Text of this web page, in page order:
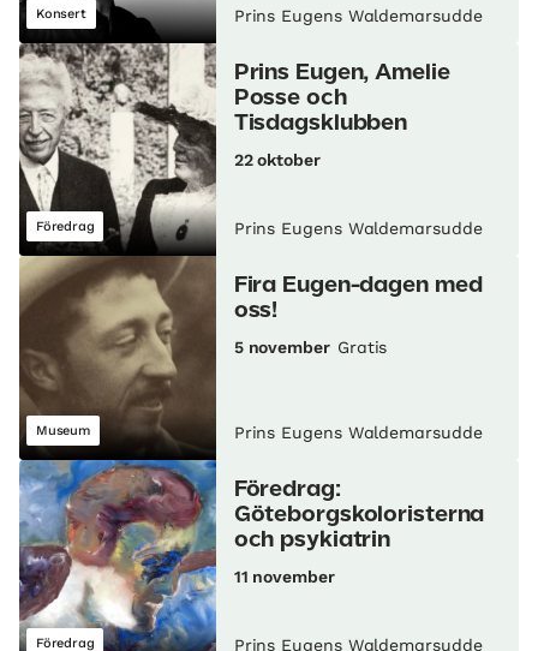
Konsert Prins Eugens Waldemarsudde
Föredrag
Prins Eugen, Amelie
Posse och
Tisdagsklubben
22 oktober
Prins Eugens Waldemarsudde
Museum
Fira Eugen-dagen med
oss!
5 november Gratis
Prins Eugens Waldemarsudde
Föredrag
Föredrag:
Göteborgskoloristerna
och psykiatrin
11 november
Prins Eugens Waldemarsudde